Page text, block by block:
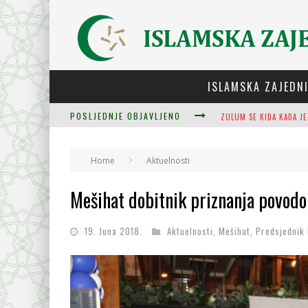
ISLAMSKA
POSLJEDNJE OBJAVLJENO PLODOVI ZNANJA I
CJELOVITOST PRIJENOSA
Home Aktuelnosti
Mešihat dobitnik priznanja
19. Juna 2018. Aktuelnosti, Mešihat, Predsjednik